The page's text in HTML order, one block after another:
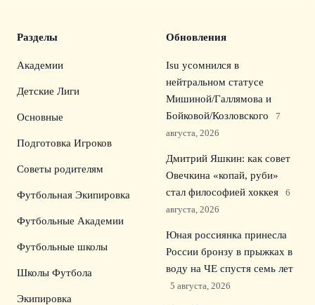
Разделы
Академии
Детские Лиги
Основные
Подготовка Игроков
Советы родителям
Футбольная Экипировка
Футбольные Академии
Футбольные школы
Школы Футбола
Экипировка
Обновления
Isu усомнился в
нейтральном статусе
Мишиной/Галлямова и
Бойковой/Козловского
7
августа, 2026
Дмитрий Яшкин: как совет
Овечкина «копай, руби»
стал философией хоккея
6
августа, 2026
Юная россиянка принесла
России бронзу в прыжках в
воду на ЧЕ спустя семь лет
5 августа, 2026